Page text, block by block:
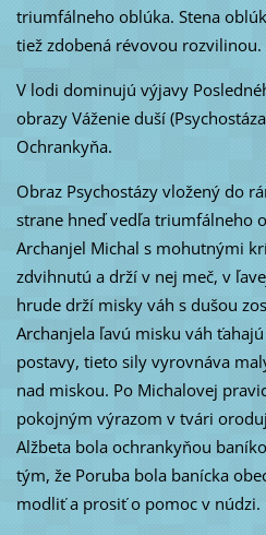
triumfálneho oblúka. Stena
tiež zdobená révovou rozvilinou.
V lodi dominujú výjavy
obrazy Váženie duší
Ochrankyňa.
Obraz Psychostázy vložený do
strane hneď vedľa triumfálneho
Archanjel Michal s mohutnými
zdvihnutú a drží v nej meč, v
hrude drží misky váh s dušou
Archanjela ľavú misku váh
postavy, tieto sily vyrovnáva
nad miskou. Po Michalovej
pokojným výrazom v tvári
Alžbeta bola ochrankyňou
tým, že Poruba bola banícka
modliť a prosiť o pomoc v núdzi.